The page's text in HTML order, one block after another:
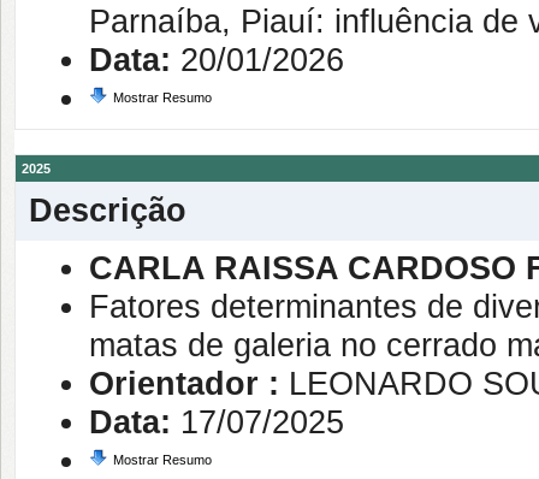
Parnaíba, Piauí: influência de
Data: 20/01/2026
Mostrar Resumo
2025
Descrição
CARLA RAISSA CARDOSO
Fatores determinantes de
matas de galeria no cerrado
Orientador : LEONARDO
Data: 17/07/2025
Mostrar Resumo